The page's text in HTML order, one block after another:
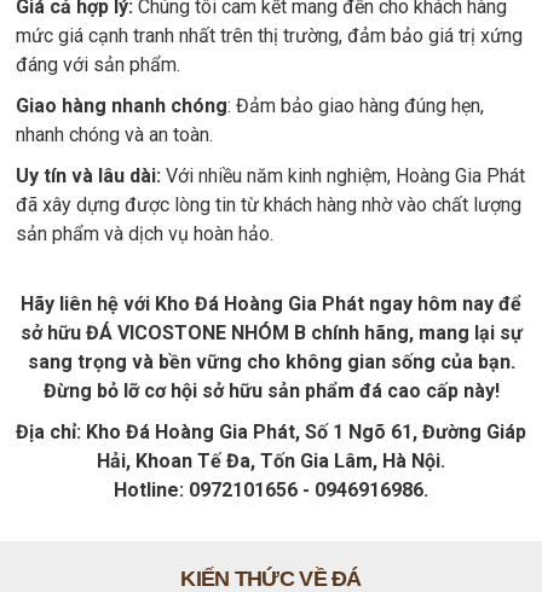
Giá cả hợp lý: Chúng tôi cam kết mang đến cho khách hàng
mức giá cạnh tranh nhất trên thị trường, đảm bảo giá trị xứng
đáng với sản phẩm.
Giao hàng nhanh chóng: Đảm bảo giao hàng đúng hẹn,
nhanh chóng và an toàn.
Uy tín và lâu dài: Với nhiều năm kinh nghiệm, Hoàng Gia Phát
đã xây dựng được lòng tin từ khách hàng nhờ vào chất lượng
sản phẩm và dịch vụ hoàn hảo.
Hãy liên hệ với Kho Đá Hoàng Gia Phát ngay hôm nay để
sở hữu ĐÁ VICOSTONE NHÓM B chính hãng, mang lại sự
sang trọng và bền vững cho không gian sống của bạn.
Đừng bỏ lỡ cơ hội sở hữu sản phẩm đá cao cấp này!
Địa chỉ: Kho Đá Hoàng Gia Phát, Số 1 Ngõ 61, Đường Giáp
Hải, Khoan Tế Đa, Tốn Gia Lâm, Hà Nội.
Hotline: 0972101656 - 0946916986.
KIẾN THỨC VỀ ĐÁ